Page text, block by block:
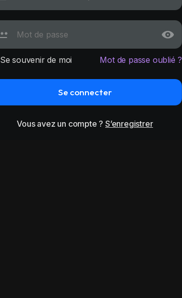
Se souvenir de moi Mot de passe oublié ?
Se connecter
Vous avez un compte ?S’enregistrer